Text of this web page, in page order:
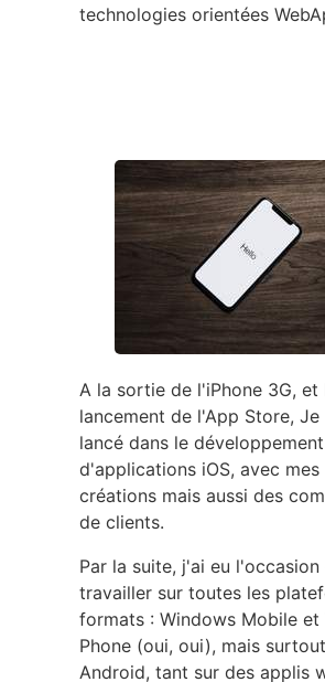
technologies orientées
A la sortie de l'iPhone 3G, et
lancement de l'App Store, Je
lancé dans le
d'applications iOS, avec
créations mais aussi des
de clients.
Par la suite, j'ai eu l'occasion
travailler sur toutes les
formats : Windows Mobile et
Phone (oui, oui), mais
Android, tant sur des applis